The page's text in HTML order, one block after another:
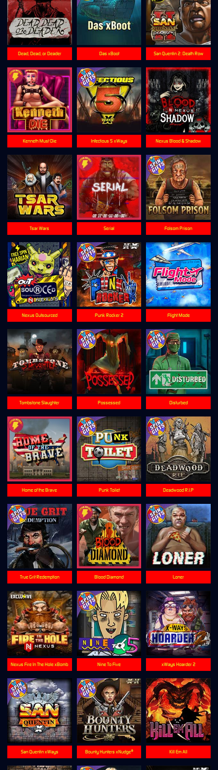
Nexus Blood & Shadow
Kill Em All
Blood Diamond
Dead, Dead, or Deader
Nexus Fire In The Hole xBomb
Tsar Wars
Home of the Brave
Tombstone Slaughter
San Quentin 2: Death Row
Punk Rocker 2
Deadwood R.I.P
Nexus Outsourced
Loner
Kenneth Must Die
Folsom Prison
Das xBoot
xWays Hoarder 2
Nine To Five
Bounty Hunters xNudge®
Flight Mode
San Quentin xWays
Serial
Punk Toilet
Possessed Disturbed
Infectious 5 xWays
True Grit Redemption